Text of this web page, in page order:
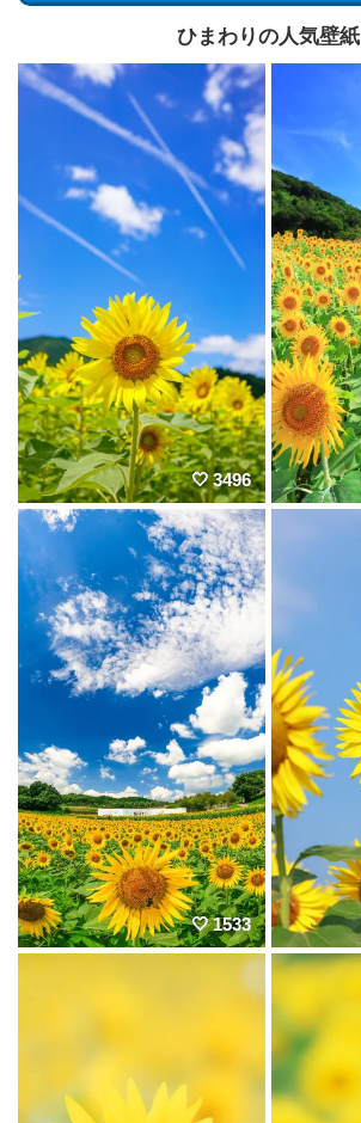
ひまわりの人気壁紙
3496
1533